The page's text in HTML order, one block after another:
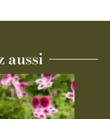
aussi